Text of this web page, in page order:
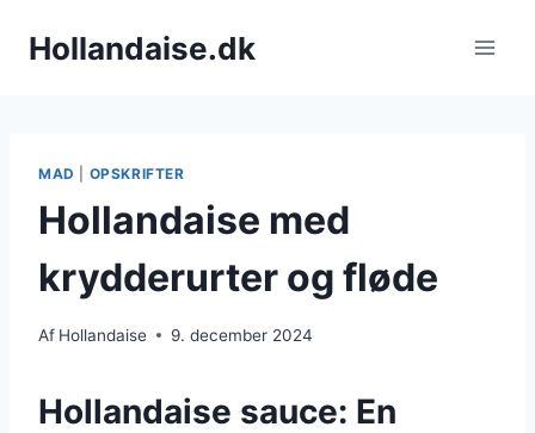
Hollandaise.dk
MAD OPSKRIFTER
Hollandaise med
krydderurter og fløde
Af Hollandaise 9. december 2024
Hollandaise sauce: En